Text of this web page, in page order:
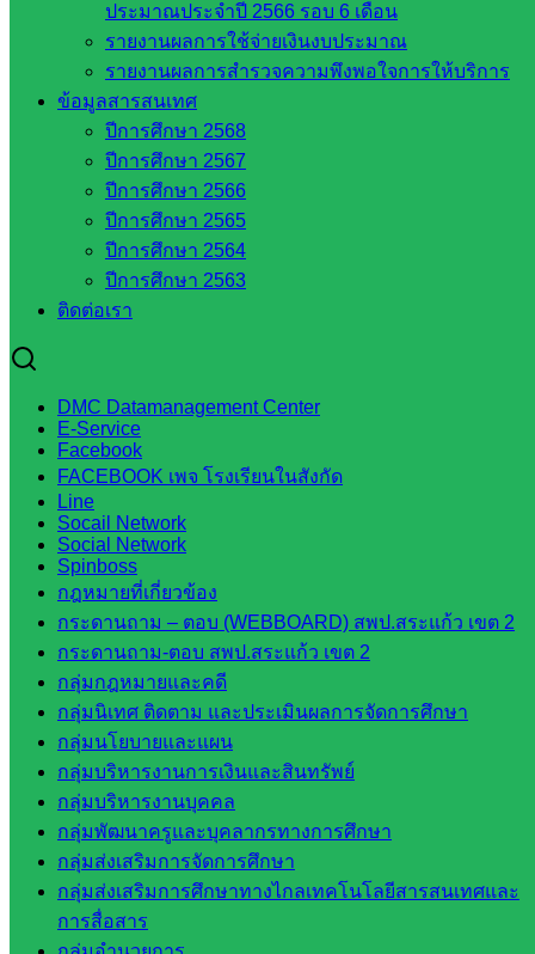
ประมาณประจำปี 2566 รอบ 6 เดือน
รายงานผลการใช้จ่ายเงินงบประมาณ
รายงานผลการสำรวจความพึงพอใจการให้บริการ
ข้อมูลสารสนเทศ
ปีการศึกษา 2568
ปีการศึกษา 2567
ปีการศึกษา 2566
ปีการศึกษา 2565
ปีการศึกษา 2564
ปีการศึกษา 2563
ติดต่อเรา
DMC Datamanagement Center
E-Service
Facebook
FACEBOOK เพจ โรงเรียนในสังกัด
Line
Socail Network
Social Network
Spinboss
กฎหมายที่เกี่ยวข้อง
กระดานถาม – ตอบ (WEBBOARD) สพป.สระแก้ว เขต 2
กระดานถาม-ตอบ สพป.สระแก้ว เขต 2
กลุ่มกฎหมายและคดี
กลุ่มนิเทศ ติดตาม และประเมินผลการจัดการศึกษา
กลุ่มนโยบายและแผน
กลุ่มบริหารงานการเงินและสินทรัพย์
กลุ่มบริหารงานบุคคล
กลุ่มพัฒนาครูและบุคลากรทางการศึกษา
กลุ่มส่งเสริมการจัดการศึกษา
กลุ่มส่งเสริมการศึกษาทางไกลเทคโนโลยีสารสนเทศและ
การสื่อสาร
ประเทศไทย
เว็บไซต์
สำนักต่าง
ๆ ใน
สพฐ.
เว็บไซต์
สพม. ใน
สังกัด
สพฐ.
เว็บไซต์
สพป. ใน
กรมบัญชี
กลาง
สำนักงาน
ส.ก.ส.ค
หน่วยงาน
ในจังหวัด
สระแก้ว
จังหวัด
สระแก้ว
องค์การ
บริหาร
ส่วน
จังหวัด
สระแก้ว
ศึกษาธิการ